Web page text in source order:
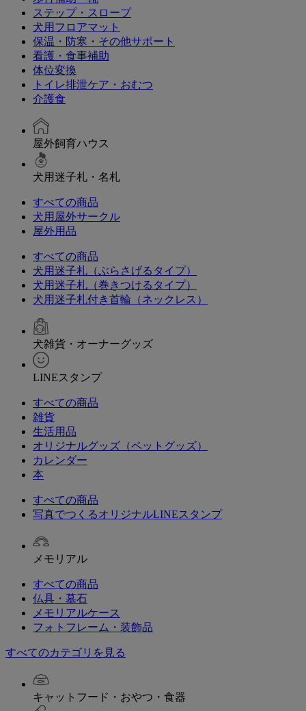
ステップ・スロープ
犬用フロアマット
保温・防寒・その他サポート
看護・食事補助
体位変換
トイレ排泄ケア・おむつ
介護食
屋外飼育ハウス
犬用迷子札・名札
すべての商品
犬用屋外サークル
屋外用品
すべての商品
犬用迷子札（ぶらさげるタイプ）
犬用迷子札（巻きつけるタイプ）
犬用迷子札付き首輪（ネックレス）
犬雑貨・オーナーグッズ
LINEスタンプ
すべての商品
雑貨
生活用品
オリジナルグッズ（ペットグッズ）
カレンダー
本
すべての商品
写真でつくるオリジナルLINEスタンプ
メモリアル
すべての商品
仏具・墓石
メモリアルケース
フォトフレーム・装飾品
すべてのカテゴリを見る
キャットフード・おやつ・食器